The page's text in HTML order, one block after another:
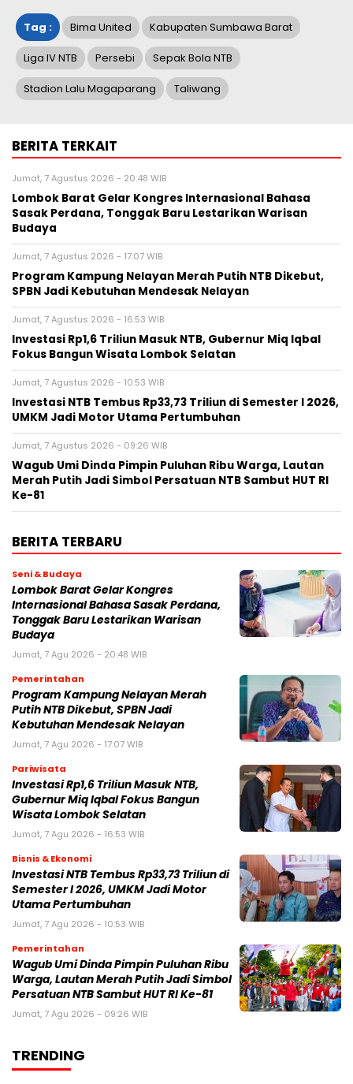
Tag : Bima United Kabupaten Sumbawa Barat
Liga IV NTB Persebi Sepak Bola NTB
Stadion Lalu Magaparang Taliwang
BERITA TERKAIT
Jumat, 7 Agustus 2026 - 20:48 WIB
Lombok Barat Gelar Kongres Internasional Bahasa
Sasak Perdana, Tonggak Baru Lestarikan Warisan
Budaya
Jumat, 7 Agustus 2026 - 17:07 WIB
Program Kampung Nelayan Merah Putih NTB Dikebut,
SPBN Jadi Kebutuhan Mendesak Nelayan
Jumat, 7 Agustus 2026 - 16:53 WIB
Investasi Rp1,6 Triliun Masuk NTB, Gubernur Miq Iqbal
Fokus Bangun Wisata Lombok Selatan
Jumat, 7 Agustus 2026 - 10:53 WIB
Investasi NTB Tembus Rp33,73 Triliun di Semester I 2026,
UMKM Jadi Motor Utama Pertumbuhan
Jumat, 7 Agustus 2026 - 09:26 WIB
Wagub Umi Dinda Pimpin Puluhan Ribu Warga, Lautan
Merah Putih Jadi Simbol Persatuan NTB Sambut HUT RI
Ke-81
BERITA TERBARU
Seni & Budaya
Lombok Barat Gelar Kongres
Internasional Bahasa Sasak Perdana,
Tonggak Baru Lestarikan Warisan
Budaya
Jumat, 7 Agu 2026 - 20:48 WIB
Pemerintahan
Program Kampung Nelayan Merah
Putih NTB Dikebut, SPBN Jadi
Kebutuhan Mendesak Nelayan
Jumat, 7 Agu 2026 - 17:07 WIB
Pariwisata
Investasi Rp1,6 Triliun Masuk NTB,
Gubernur Miq Iqbal Fokus Bangun
Wisata Lombok Selatan
Jumat, 7 Agu 2026 - 16:53 WIB
Bisnis & Ekonomi
Investasi NTB Tembus Rp33,73 Triliun di
Semester I 2026, UMKM Jadi Motor
Utama Pertumbuhan
Jumat, 7 Agu 2026 - 10:53 WIB
Pemerintahan
Wagub Umi Dinda Pimpin Puluhan Ribu
Warga, Lautan Merah Putih Jadi Simbol
Persatuan NTB Sambut HUT RI Ke-81
Jumat, 7 Agu 2026 - 09:26 WIB
TRENDING